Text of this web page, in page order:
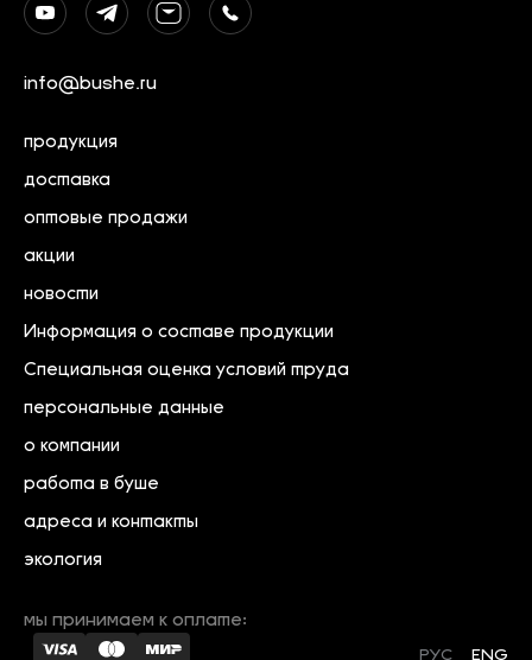
мы принимаем к оплате:
продукция
доставка
оптовые продажи
акции
новости
Информация о составе продукции
Специальная оценка условий труда
персональные данные
о компании
работа в буше
адреса и контакты
экология
info@bushe.ru
РУС ENG